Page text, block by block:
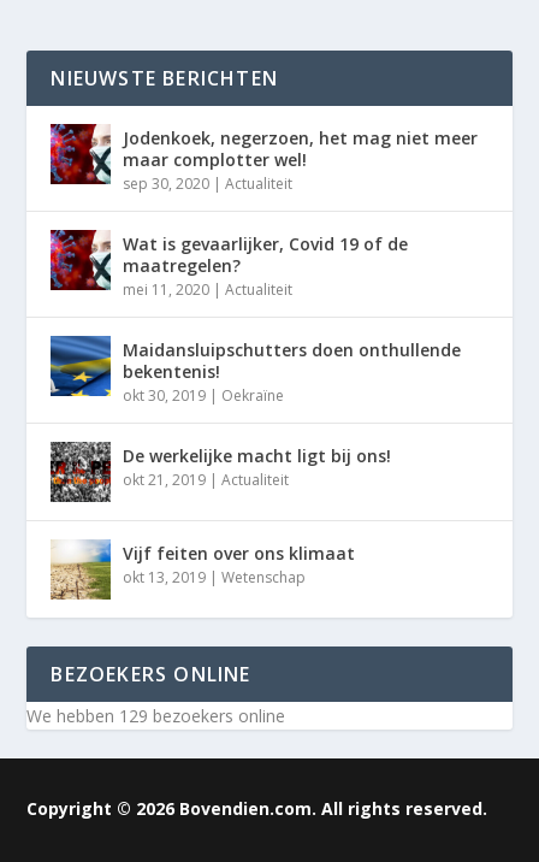
NIEUWSTE BERICHTEN
Jodenkoek, negerzoen, het mag niet meer
maar complotter wel!
sep 30, 2020 |Actualiteit
Wat is gevaarlijker, Covid 19 of de
maatregelen?
mei 11, 2020 |Actualiteit
Maidansluipschutters doen onthullende
bekentenis!
okt 30, 2019 | Oekraïne
De werkelijke macht ligt bij ons!
okt 21, 2019 |Actualiteit
Vijf feiten over ons klimaat
okt 13, 2019 |Wetenschap
BEZOEKERS ONLINE
We hebben 129 bezoekers online
Copyright © 2026 Bovendien.com. All rights reserved.